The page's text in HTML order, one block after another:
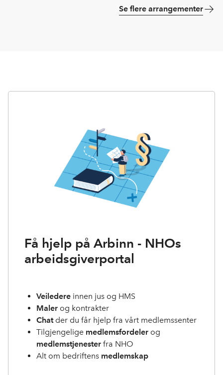
Se flere arrangementer
Få hjelp på Arbinn - NHOs
arbeidsgiverportal
Veiledere innen jus og HMS
Maler og kontrakter
Chat der du får hjelp fra vårt medlemssenter
Tilgjengelige medlemsfordeler og
medlemstjenester fra NHO
Alt om bedriftens medlemskap